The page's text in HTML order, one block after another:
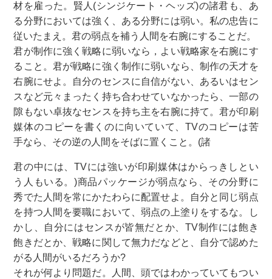
材を雇った。賢人(シンジケート・ヘッズ)の諸君も、あ
る分野においては強く、ある分野には弱い。私の忠告に
従いたまえ。君の弱点を補う人間を右腕にすることだ。
君が制作に強く戦略に弱いなら，よい戦略家を右腕にす
ること。君が戦略に強く制作に弱いなら、制作の天才を
右腕にせよ。自分のセンスに自信がない、あるいはセン
スなど元々まったく持ち合わせていなかったら、一部の
隙もない卓抜なセンスを持ち主を右腕に持て。君が印刷
媒体のコピーを書くのに向いていて、TVのコピーは苦
手なら、その逆の人間をそばに置くこと。(諸
君の中には、TVには強いが印刷媒体はからっきしとい
う人もいる。)商品パッケージが弱点なら、その分野に
秀でた人間を常にかたわらに配置せよ。自分と同じ弱点
を持つ人間を要職において、弱点の上塗りをするな。し
かし、自分にはセンスが皆無だとか、TV制作には飽き
飽きだとか、戦略に関して無力だなどと、自分で認めた
がる人間がいるだろうか?
それが何より問題だ。人間、頭ではわかっていてもつい